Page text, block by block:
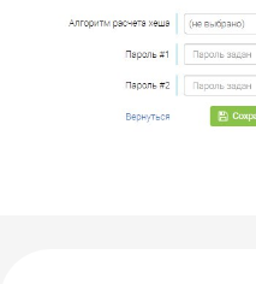
Приложение для сотрудников
Мессенджеры и СМС-рассылки
Программы лояльности